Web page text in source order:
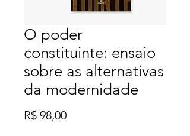
O poder
constituinte: ensaio
sobre as alternativas
da modernidade
R$ 98,00Preço